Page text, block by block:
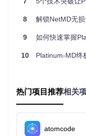
多元应用场景解析
黑胶转录工作室
MiniDisc保存，同时
使用高品质唱机和
和爆音
启用"黑胶优化"预
8 解锁NetMD无损音频
9 如何快速掌握
10 Platinum-MD终极
热门项目推荐相关
atomcode